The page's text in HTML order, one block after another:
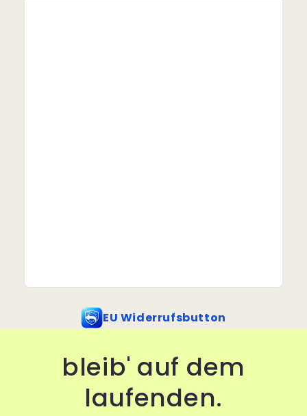
EU Widerrufsbutton
bleib' auf dem
laufenden.